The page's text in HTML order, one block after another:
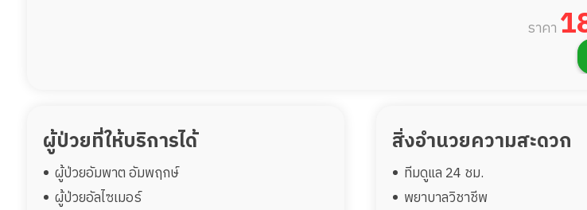
ราคา
ผู้ป่วยที่ให้บริการได้
ผู้ป่วยอัมพาต อัมพฤกษ์
ผู้ป่วยอัลไซเมอร์
สิ่งอำนวยความสะดวก
ทีมดูแล 24 ชม.
พยาบาลวิชาชีพ